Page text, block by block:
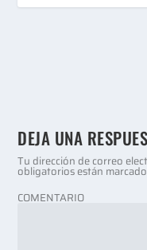
DEJA UNA
Tu dirección de correo
obligatorios están
COMENTARIO